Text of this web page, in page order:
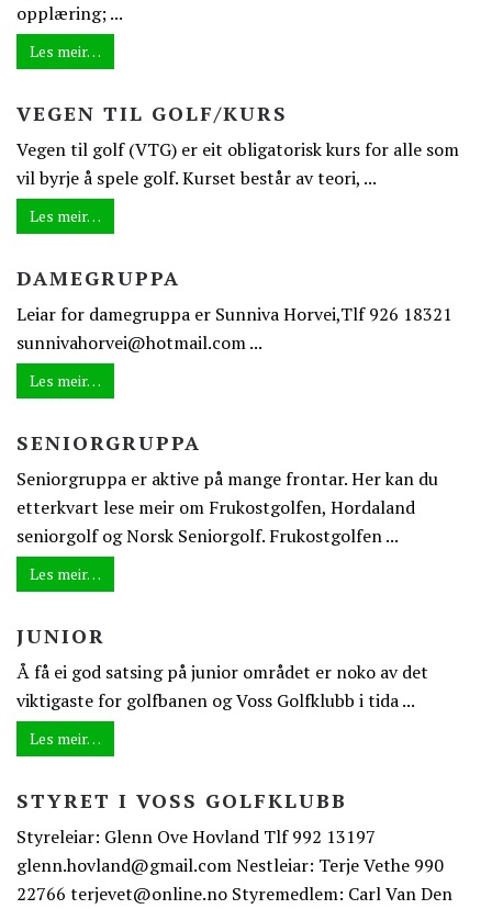
opplæring; ...
Les meir…
VEGEN TIL GOLF/KURS
Vegen til golf (VTG) er eit obligatorisk kurs for alle som
vil byrje å spele golf. Kurset består av teori, ...
Les meir…
DAMEGRUPPA
Leiar for damegruppa er Sunniva Horvei,Tlf 926 18321
sunnivahorvei@hotmail.com ...
Les meir…
SENIORGRUPPA
Seniorgruppa er aktive på mange frontar. Her kan du
etterkvart lese meir om Frukostgolfen, Hordaland
seniorgolf og Norsk Seniorgolf. Frukostgolfen ...
Les meir…
JUNIOR
Å få ei god satsing på junior området er noko av det
viktigaste for golfbanen og Voss Golfklubb i tida ...
Les meir…
STYRET I VOSS GOLFKLUBB
Styreleiar: Glenn Ove Hovland Tlf 992 13197
glenn.hovland@gmail.com Nestleiar: Terje Vethe 990
22766 terjevet@online.no Styremedlem: Carl Van Den